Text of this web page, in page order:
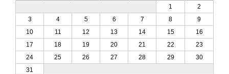
1
2
3
4 5 6 7 8
9
10
11 12 13 14 15
16
17
18 19 20 21 22
23
24
25 26 27 28 29
30
31